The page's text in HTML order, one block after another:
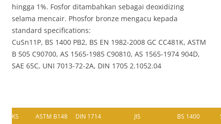
hingga 1%. Fosfor ditambahkan sebagai deoxidizing
selama mencair. Phosfor bronze mengacu kepada
standard specifications:
CuSn11P, BS 1400 PB2, BS EN 1982-2008 GC CC481K, ASTM
B 505 C90700, AS 1565-1985 C90810, AS 1565-1974 904D,
SAE 65C, UNI 7013-72-2A, DIN 1705 2.1052.04
KS ASTM B148 DIN 1714 JIS BS 1400